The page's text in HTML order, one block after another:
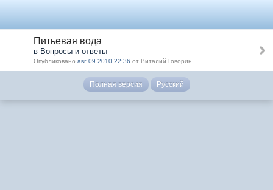
Питьевая вода
в Вопросы и ответы
Опубликовано авг 09 2010 22:36 от Виталий Говорин
Полная версия Русский